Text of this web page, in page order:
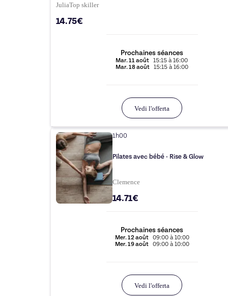
JuliaTop skiller
14.75€
Prochaines séances
Mar.11 août 15:15 à16:00
Mar.18 août 15:15 à16:00
Vedi l'offerta
1h00
Pilates avec bébé - Rise & Glow
Clemence
14.71€
Prochaines séances
Mer.12 août 09:00à10:00
Mer.19 août 09:00à10:00
Vedi l'offerta